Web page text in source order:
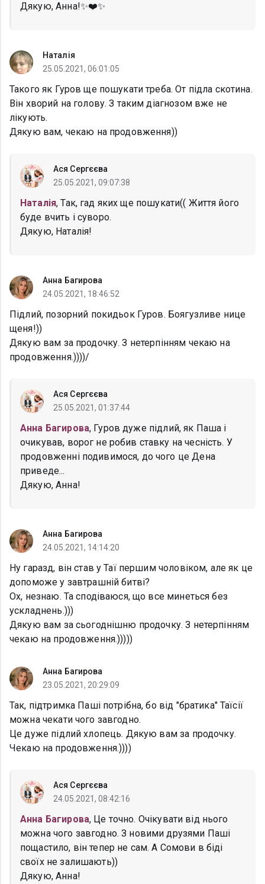
Дякую, Анна!✨❤️✨
Наталія
25.05.2021, 06:01:05
Такого як Гуров ще пошукати треба. От підла скотина.
Він хворий на голову. З таким діагнозом вже не
лікують.
Дякую вам, чекаю на продовження))
Ася Сергєєва
25.05.2021, 09:07:38
Наталія, Так, гад яких ще пошукати(( Життя його
буде вчить і суворо.
Дякую, Наталія!
Анна Багирова
24.05.2021, 18:46:52
Підлий, позорний покидьок Гуров. Боягузливе нице
щеня!))
Дякую вам за продочку. З нетерпінням чекаю на
продовження.))))/
Ася Сергєєва
25.05.2021, 01:37:44
Анна Багирова, Гуров дуже підлий, як Паша і
очикував, ворог не робив ставку на чесність. У
продовженні подивимося, до чого це Дена
приведе...
Дякую, Анна!
Анна Багирова
24.05.2021, 14:14:20
Ну гаразд, він став у Таї першим чоловіком, але як це
допоможе у завтрашній битві?
Ох, незнаю. Та сподіваюся, що все минеться без
ускладнень.)))
Дякую вам за сьогоднішню продочку. З нетерпінням
чекаю на продовження.)))))
Анна Багирова
23.05.2021, 20:29:09
Так, підтримка Паші потрібна, бо від "братика" Таїсії
можна чекати чого завгодно.
Це дуже підлий хлопець. Дякую вам за продочку.
Чекаю на продовження.))))
Ася Сергєєва
24.05.2021, 08:42:16
Анна Багирова, Це точно. Очікувати від нього
можна чого завгодно. З новими друзями Паші
пощастило, він тепер не сам. А Сомови в біді
своїх не залишають))
Дякую, Анна!